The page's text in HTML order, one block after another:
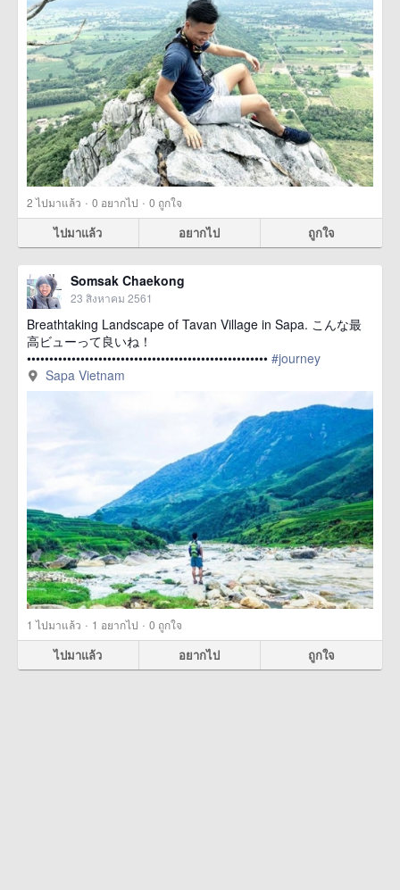
2ไปมาแล้ว · 0 อยากไป · 0 ถูกใจ
ไปมาแล้ว อยากไป ถูกใจ
Somsak Chaekong
23 สิงหาคม 2561
Breathtaking Landscape of Tavan Village in Sapa. こんな最
高ビューって良いね！
•••••••••••••••••••••••••••••••••••••••••••••••••••••• #journey
href=https://m.thetrippacker.com/th/image/SapaVietnam/213434>
more
Sapa Vietnam
1 ไปมาแล้ว · 1 อยากไป · 0 ถูกใจ
ไปมาแล้ว อยากไป ถูกใจ